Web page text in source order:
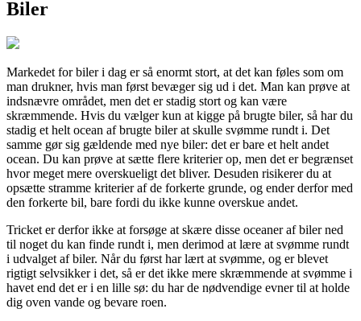
Biler
Markedet for biler i dag er så enormt stort, at det kan føles som om
man drukner, hvis man først bevæger sig ud i det. Man kan prøve at
indsnævre området, men det er stadig stort og kan være
skræmmende. Hvis du vælger kun at kigge på brugte biler, så har du
stadig et helt ocean af brugte biler at skulle svømme rundt i. Det
samme gør sig gældende med nye biler: det er bare et helt andet
ocean. Du kan prøve at sætte flere kriterier op, men det er begrænset
hvor meget mere overskueligt det bliver. Desuden risikerer du at
opsætte stramme kriterier af de forkerte grunde, og ender derfor med
den forkerte bil, bare fordi du ikke kunne overskue andet.
Tricket er derfor ikke at forsøge at skære disse oceaner af biler ned
til noget du kan finde rundt i, men derimod at lære at svømme rundt
i udvalget af biler. Når du først har lært at svømme, og er blevet
rigtigt selvsikker i det, så er det ikke mere skræmmende at svømme i
havet end det er i en lille sø: du har de nødvendige evner til at holde
dig oven vande og bevare roen.